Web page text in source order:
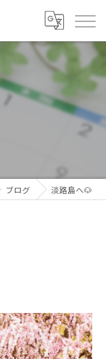
ブログ 淡路島へ🐶